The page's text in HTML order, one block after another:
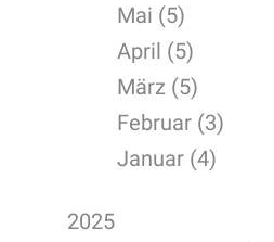
Mai (5)
April (5)
März (5)
Februar (3)
Januar (4)
2025